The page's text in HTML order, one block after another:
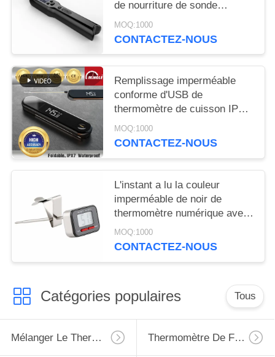
POLICY
de nourriture de sonde
imperméable de la
température
MOQ:1000
CONTACTEZ-NOUS
Remplissage imperméable
conforme d'USB de
thermomètre de cuisson IPX7
de la CE
MOQ:1000
CONTACTEZ-NOUS
L'instant a lu la couleur
imperméable de noir de
thermomètre numérique avec
la sonde du pliage IPX4
MOQ:1000
CONTACTEZ-NOUS
Catégories populaires Tous
Mélanger Le Thermomètre Thermomètre De Four